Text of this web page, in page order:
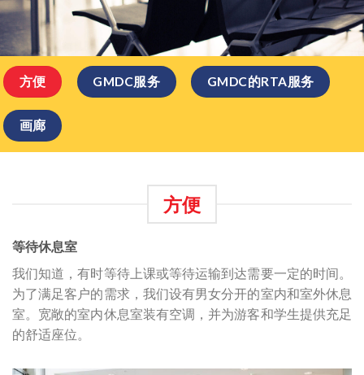
方便 GMDC服务 GMDC的RTA服务
画廊
方便
等待休息室
我们知道，有时等待上课或等待运输到达需要一定的时间。
为了满足客户的需求，我们设有男女分开的室内和室外休息
室。宽敞的室内休息室装有空调，并为游客和学生提供充足
的舒适座位。